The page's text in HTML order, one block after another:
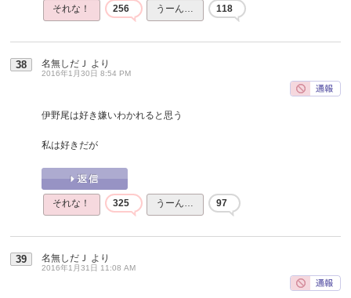
それな！ 256 うーん… 118
38 名無しだＪ より
2016年1月30日 8:54 PM
伊野尾は好き嫌いわかれると思う
私は好きだが
それな！ 325 うーん… 97
39 名無しだＪ より
2016年1月31日 11:08 AM